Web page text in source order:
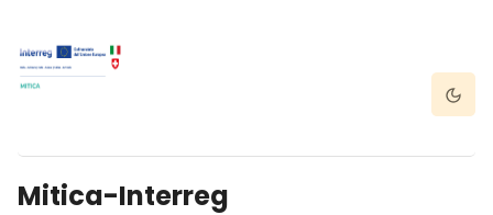
Dark
Mitica-Interreg